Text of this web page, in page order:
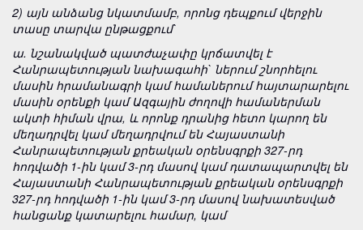
2) այն անձանց նկատմամբ, որոնց դեպքում վերջին
տասը տարվա ընթացքում`
ա. նշանակված պատժաչափը կրճատվել է
Հանրապետության նախագահի` ներում շնորհելու
մասին հրամանագրի կամ համաներում հայտարարելու
մասին օրենքի կամ Ազգային ժողովի համաներման
ակտի հիման վրա, և որոնք դրանից հետո կարող են
մեղադրվել կամ մեղադրվում են Հայաստանի
Հանրապետության քրեական օրենսգրքի 327-րդ
հոդվածի 1-ին կամ 3-րդ մասով կամ դատապարտվել են
Հայաստանի Հանրապետության քրեական օրենսգրքի
327-րդ հոդվածի 1-ին կամ 3-րդ մասով նախատեսված
հանցանք կատարելու համար, կամ